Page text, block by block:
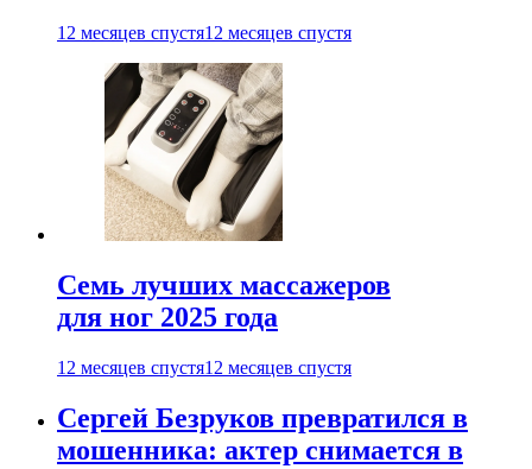
12 месяцев спустя12 месяцев спустя
Семь лучших массажеров
для ног 2025 года
12 месяцев спустя12 месяцев спустя
Сергей Безруков превратился в
мошенника: актер снимается в